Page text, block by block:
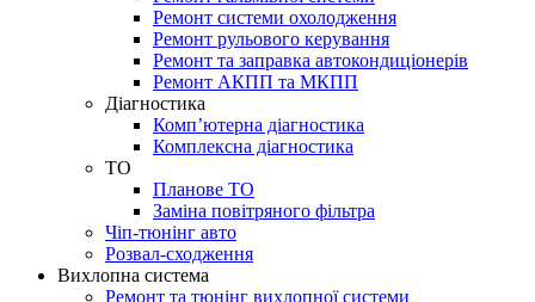
Ремонт системи охолодження
Ремонт рульового керування
Ремонт та заправка автокондиціонерів
Ремонт АКПП та МКПП
Діагностика
Комп’ютерна діагностика
Комплексна діагностика
ТО
Планове ТО
Заміна повітряного фільтра
Чіп-тюнінг авто
Розвал-сходження
Вихлопна система
Ремонт та тюнінг вихлопної системи